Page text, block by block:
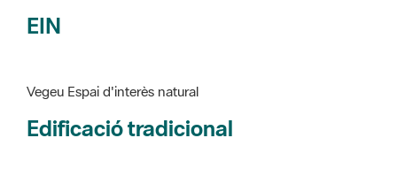
EIN
Vegeu Espai d'interès natural
Edificació tradicional